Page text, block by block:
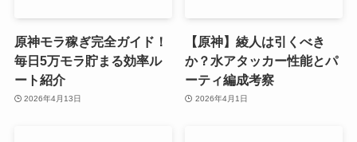
原神モラ稼ぎ完全ガイド！
毎日5万モラ貯まる効率ル
ート紹介
2026年4月13日
【原神】綾人は引くべき
か？水アタッカー性能とパ
ーティ編成考察
2026年4月1日